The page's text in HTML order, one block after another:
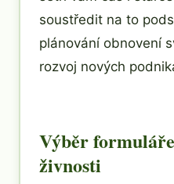
soustředit na to
plánování obnovení
rozvoj nových
Výběr
živnosti